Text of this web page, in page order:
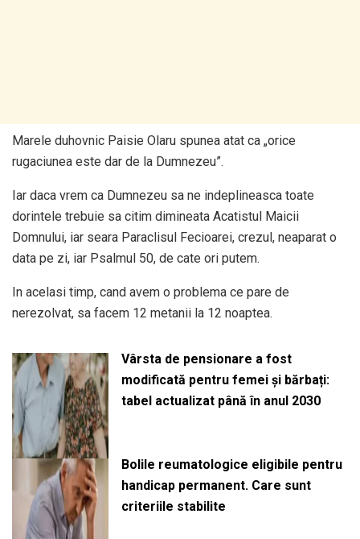
Marele duhovnic Paisie Olaru spunea atat ca „orice
rugaciunea este dar de la Dumnezeu”.
Iar daca vrem ca Dumnezeu sa ne indeplineasca toate
dorintele trebuie sa citim dimineata Acatistul Maicii
Domnului, iar seara Paraclisul Fecioarei, crezul, neaparat o
data pe zi, iar Psalmul 50, de cate ori putem.
In acelasi timp, cand avem o problema ce pare de
nerezolvat, sa facem 12 metanii la 12 noaptea.
Vârsta de pensionare a fost
modificată pentru femei și bărbați:
tabel actualizat până în anul 2030
Bolile reumatologice eligibile pentru
handicap permanent. Care sunt
criteriile stabilite